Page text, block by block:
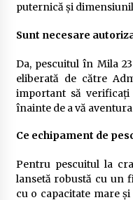
puternică și
Sunt necesare
Da, pescuitul în Mila
eliberată de către
important să verificați
înainte de a vă
Ce echipament de
Pentru pescuitul la
lansetă robustă cu un
cu o capacitate mare